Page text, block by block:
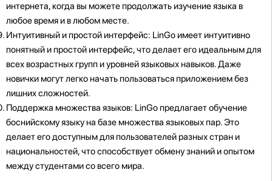
интернета, когда вы можете продолжать изучение языка в
любое время и в любом месте.
Интуитивный и простой интерфейс: LinGo имеет интуитивно
понятный и простой интерфейс, что делает его идеальным для
всех возрастных групп и уровней языковых навыков. Даже
новички могут легко начать пользоваться приложением без
лишних сложностей.
Поддержка множества языков: LinGo предлагает обучение
боснийскому языку на базе множества языковых пар. Это
делает его доступным для пользователей разных стран и
национальностей, что способствует обмену знаний и опытом
между студентами со всего мира.